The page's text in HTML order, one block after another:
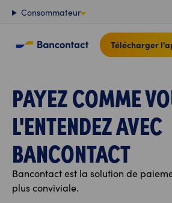
Contenu
Consommateur
Télécharger
PAYEZ COMME
L'ENTENDEZ AVEC
BANCONTACT
Bancontact est la solution de
plus conviviale.